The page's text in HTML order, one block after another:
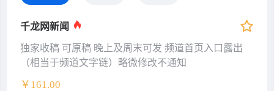
千龙网新闻
独家收稿 可原稿 晚上及周末可发 频道首页入口露出
（相当于频道文字链）略微修改不通知
￥161.00